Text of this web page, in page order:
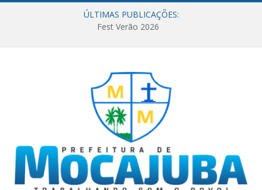
ÚLTIMAS PUBLICAÇÕES:
Fest Verão 2026